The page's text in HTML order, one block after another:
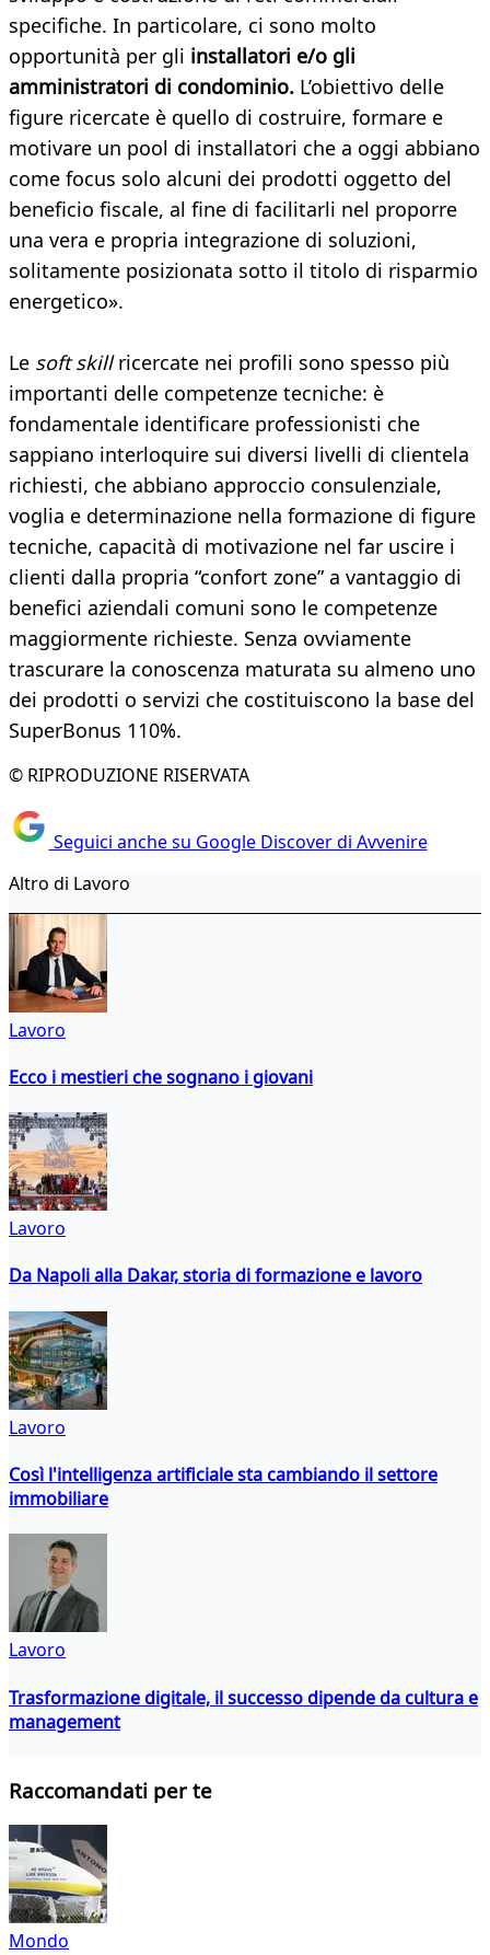
specifiche. In particolare, ci sono molto
opportunità per gli installatori e/o gli
amministratori di condominio. L’obiettivo delle
figure ricercate è quello di costruire, formare e
motivare un pool di installatori che a oggi abbiano
come focus solo alcuni dei prodotti oggetto del
beneficio fiscale, al fine di facilitarli nel proporre
una vera e propria integrazione di soluzioni,
solitamente posizionata sotto il titolo di risparmio
energetico».
Le soft skillricercate nei profili sono spesso più
importanti delle competenze tecniche: è
fondamentale identificare professionisti che
sappiano interloquire sui diversi livelli di clientela
richiesti, che abbiano approccio consulenziale,
voglia e determinazione nella formazione di figure
tecniche, capacità di motivazione nel far uscire i
clienti dalla propria “confort zone” a vantaggio di
benefici aziendali comuni sono le competenze
maggiormente richieste. Senza ovviamente
trascurare la conoscenza maturata su almeno uno
dei prodotti o servizi che costituiscono la base del
SuperBonus 110%.
© RIPRODUZIONE RISERVATA
Seguici anche su Google Discover di Avvenire
Altro di Lavoro
Lavoro
Ecco i mestieri che sognano i giovani
Lavoro
Da Napoli alla Dakar, storia di formazione e lavoro
Lavoro
Così l'intelligenza artificiale sta cambiando il settore
immobiliare
Lavoro
Trasformazione digitale, il successo dipende da cultura e
management
Raccomandati per te
Mondo